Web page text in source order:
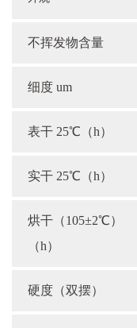
不挥发物含量
细度 um
表干 25℃（h）
实干 25℃（h）
烘干（105±2℃）
（h）
硬度（双摆）